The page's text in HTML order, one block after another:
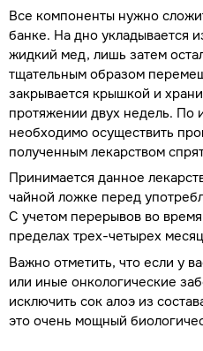
Все компоненты нужно
банке. На дно укладывается
жидкий мед, лишь затем
тщательным образом
закрывается крышкой и
протяжении двух недель. По
необходимо осуществить
полученным лекарством
Принимается данное
чайной ложке перед
С учетом перерывов во
пределах трех-четырех
Важно отметить, что если у
или иные онкологические
исключить сок алоэ из
это очень мощный